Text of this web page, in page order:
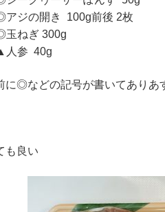
ジの開き 100g前後 2枚
ねぎ 300g
人参 40g
に◎などの記号が書いてありあ
も良い